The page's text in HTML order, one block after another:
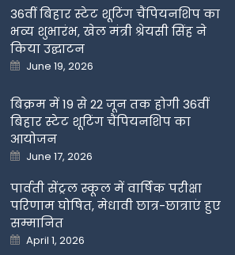
36वीं बिहार स्टेट शूटिंग चैंपियनशिप का
भव्य शुभारंभ, खेल मंत्री श्रेयसी सिंह ने
किया उद्घाटन
Posted
on
June 19, 2026
बिक्रम में 19 से 22 जून तक होगी 36वीं
बिहार स्टेट शूटिंग चैंपियनशिप का
आयोजन
Posted
on
June 17, 2026
पार्वती सेंट्रल स्कूल में वार्षिक परीक्षा
परिणाम घोषित, मेधावी छात्र-छात्राएं हुए
सम्मानित
Posted
on
April 1, 2026